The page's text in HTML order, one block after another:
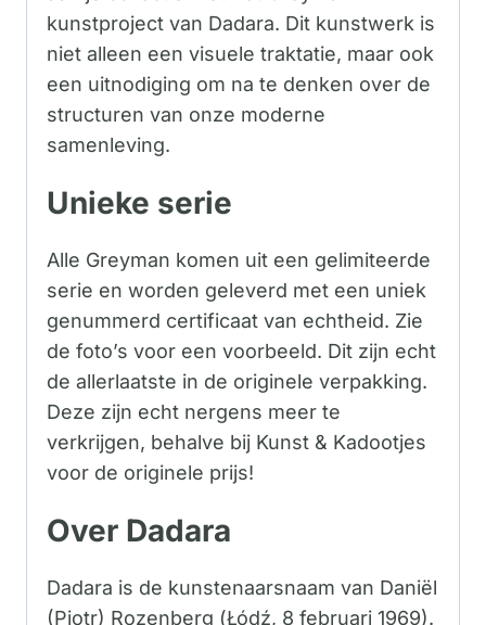
kunstproject van Dadara. Dit kunstwerk is
niet alleen een visuele traktatie, maar ook
een uitnodiging om na te denken over de
structuren van onze moderne
samenleving.
Unieke serie
Alle Greyman komen uit een gelimiteerde
serie en worden geleverd met een uniek
genummerd certificaat van echtheid. Zie
de foto’s voor een voorbeeld. Dit zijn echt
de allerlaatste in de originele verpakking.
Deze zijn echt nergens meer te
verkrijgen, behalve bij Kunst & Kadootjes
voor de originele prijs!
Over Dadara
Dadara is de kunstenaarsnaam van Daniël
(Piotr) Rozenberg (Łódź, 8 februari 1969).